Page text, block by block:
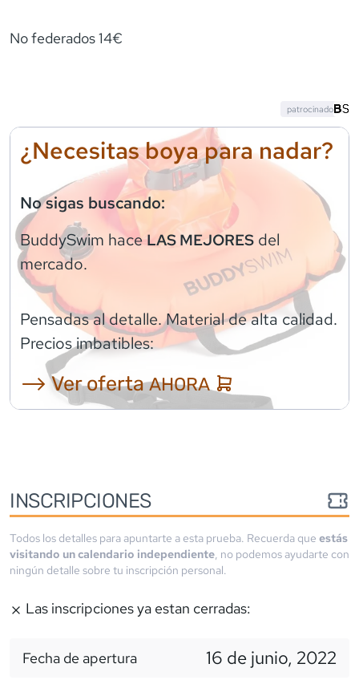
No federados 14€
¿Necesitas boya para nadar?
No sigas buscando:
BuddySwim haceLAS MEJORES del
mercado.
Pensadas al detalle. Material de alta calidad.
Precios imbatibles:
⟶ Ver ofertaAHORA
patrocinado
INSCRIPCIONES
Todos los detalles para apuntarte a esta prueba. Recuerda que estás
visitando un calendario independiente, no podemos ayudarte con
ningún detalle sobre tu inscripción personal.
Las inscripciones ya estan cerradas:
Fecha de apertura 16 de junio, 2022